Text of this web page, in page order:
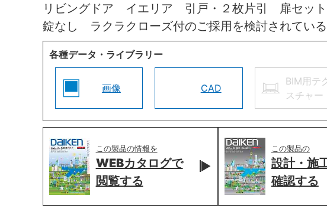
リビングドア イエリア 引戸・２枚片引 扉セ
錠なし ラクラクローズ付のご採用を検討されてい
各種データ・ライブラリー
画像 CAD
BIM用テ
スチャー
この製品の情報を
WEBカタログで
閲覧する
この製品の
設計・施
確認する